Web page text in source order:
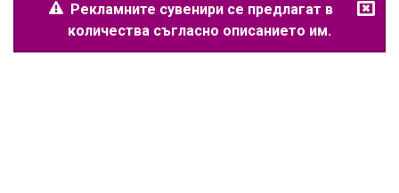
Рекламните сувенири се предлагат в
количества съгласно описанието им.